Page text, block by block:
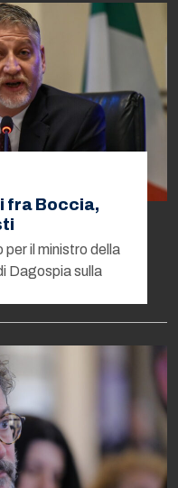
fra Boccia,
il ministro della
Dagospia sulla